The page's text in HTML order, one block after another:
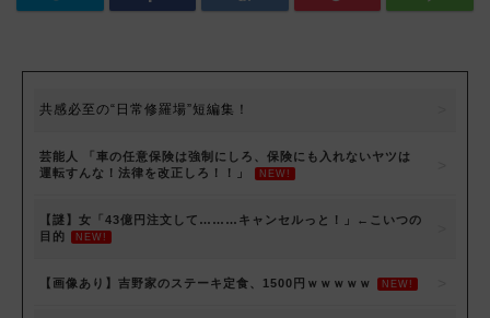
共感必至の“日常修羅場”短編集！
芸能人 「車の任意保険は強制にしろ、保険にも入れないヤツは
運転すんな！法律を改正しろ！！」
NEW!
【謎】女「43億円注文して………キャンセルっと！」←こいつの
目的
NEW!
【画像あり】吉野家のステーキ定食、1500円ｗｗｗｗｗ NEW!